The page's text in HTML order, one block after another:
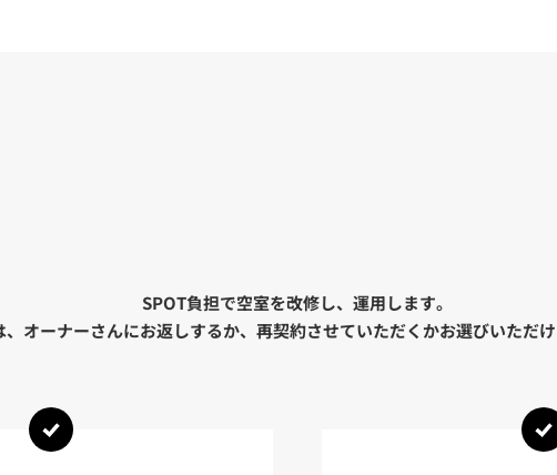
SPOT負担で空室を改修し、運用します。
オーナーさんにお返しするか、再契約させていただくかお選びいただ